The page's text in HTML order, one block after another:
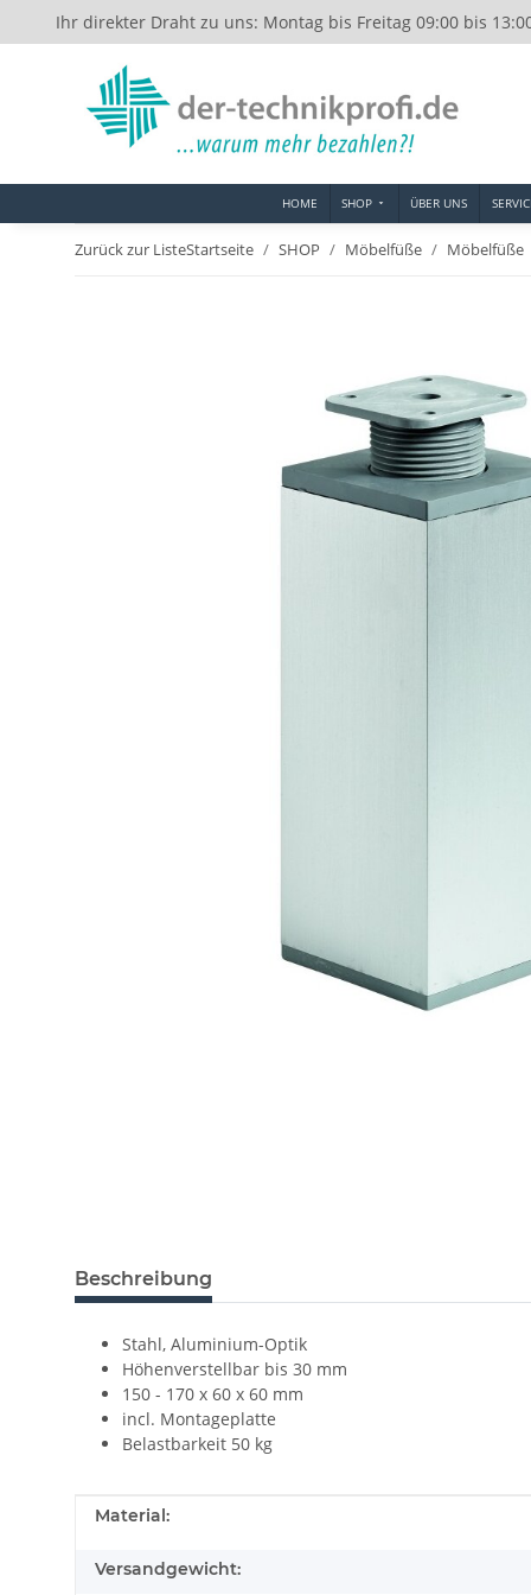
Ihr direkter Draht zu uns: Montag bis Freitag 09:00 bis
HOME SHOP ÜBER UNS
Zurück zur ListeStartseite SHOP Möbelfüße Möbelfüße
Beschreibung
Stahl, Aluminium-Optik
Höhenverstellbar bis 30 mm
150 - 170 x 60 x 60 mm
incl. Montageplatte
Belastbarkeit 50 kg
Produkteigenschaft
Wert
Material:
Versandgewicht: